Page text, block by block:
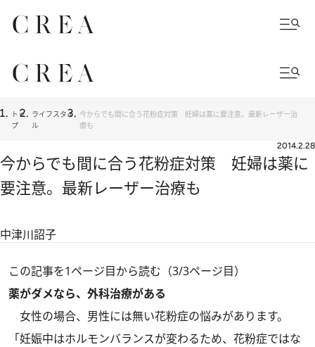
トッ
プ
ライフスタイ
ル
今からでも間に合う花粉症対策 妊婦は薬に要注意。最新レーザー治
療も
2014.2.28
今からでも間に合う花粉症対策 妊婦は薬に
要注意。最新レーザー治療も
中津川詔子
この記事を1ページ目から読む（3/3ページ目）
薬がダメなら、外科治療がある
女性の場合、男性には無い花粉症の悩みがあります。
「妊娠中はホルモンバランスが変わるため、花粉症ではな